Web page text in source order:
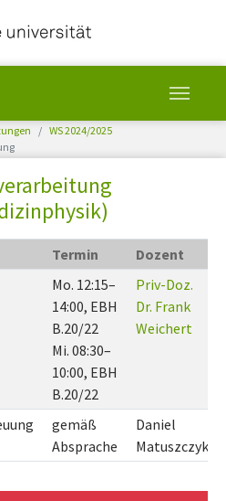
WS 2024/2025
Termin
Dozent
Mo. 12:15–
14:00, EBH
B.20/22
Mi. 08:30–
10:00, EBH
B.20/22
Priv-Doz.
Dr. Frank
Weichert
gemäß
Absprache
Daniel
Matuszczyk